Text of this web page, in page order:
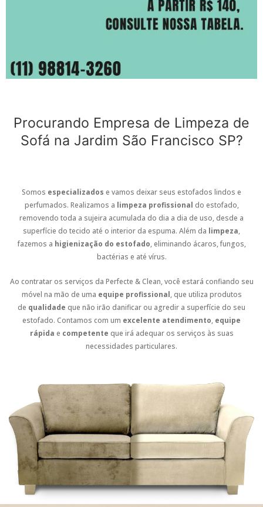
Procurando Empresa de Limpeza de
Sofá na Jardim São Francisco SP?
Somos especializados e vamos deixar seus estofados lindos e
perfumados. Realizamos a limpeza profissional do estofado,
removendo toda a sujeira acumulada do dia a dia de uso, desde a
superfície do tecido até o interior da espuma. Além da limpeza,
fazemos a higienização do estofado, eliminando ácaros, fungos,
bactérias e até vírus.
Ao contratar os serviços da Perfecte & Clean, você estará confiando seu
móvel na mão de uma equipe profissional, que utiliza produtos
de qualidade que não irão danificar ou agredir a superfície do seu
estofado. Contamos com um excelente atendimento, equipe
rápida e competente que irá adequar os serviços às suas
necessidades particulares.